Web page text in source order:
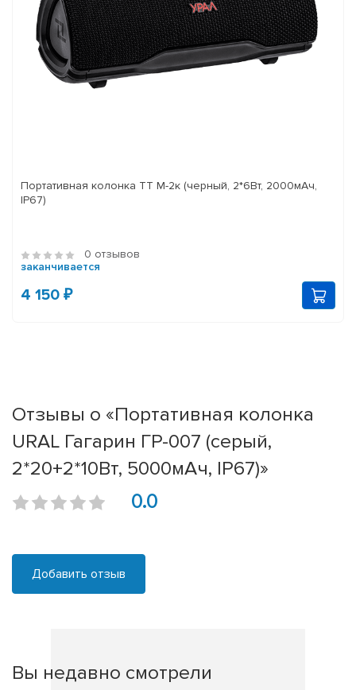
Портативная колонка ТТ М-2к (черный, 2*6Вт, 2000мАч,
IP67)
0 отзывов
заканчивается
4 150 ₽
Отзывы о «Портативная колонка
URAL Гагарин ГР-007 (серый,
2*20+2*10Вт, 5000мАч, IP67)»
0.0
Добавить отзыв
Вы недавно смотрели